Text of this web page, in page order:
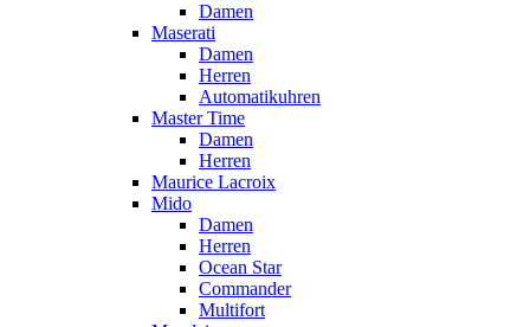
Damen
Maserati
Damen
Herren
Automatikuhren
Master Time
Damen
Herren
Maurice Lacroix
Mido
Damen
Herren
Ocean Star
Commander
Multifort